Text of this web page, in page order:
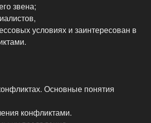
звена;
условиях и заинтересован в
Основные понятия
конфликтами.